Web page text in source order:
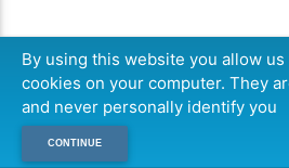
By using this website you allow us
cookies on your computer. They
and never personally identify you
CONTINUE